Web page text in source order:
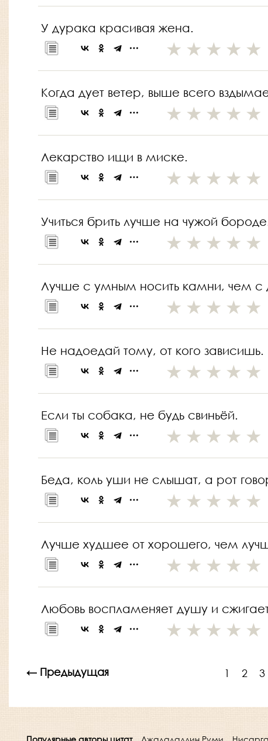
У дурака красивая жена.
Когда дует ветер, выше всего
Лекарство ищи в миске.
Учиться брить лучше на чужой
Лучше с умным носить камни, чем с
Не надоедай тому, от кого зависишь.
Если ты собака, не будь свиньёй.
Беда, коль уши не слышат, а рот
Лучше худшее от хорошего, чем
Любовь воспламеняет душу и
← Предыдущая 1 2 3